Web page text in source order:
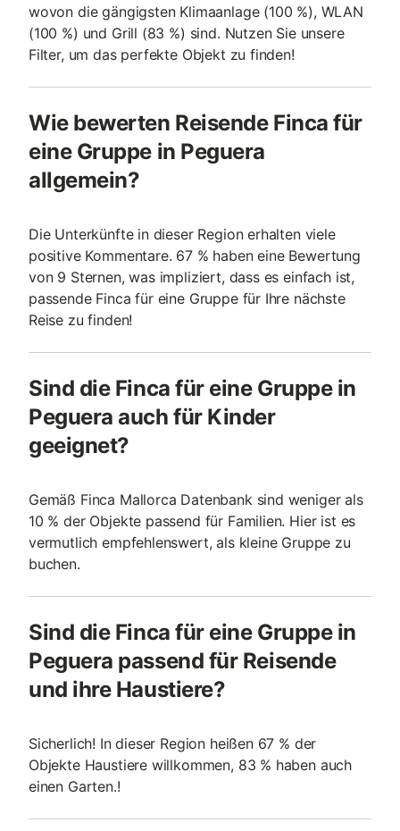
wovon die gängigsten Klimaanlage (100 %), WLAN
(100 %) und Grill (83 %) sind. Nutzen Sie unsere
Filter, um das perfekte Objekt zu finden!
Wie bewerten Reisende Finca für
eine Gruppe in Peguera
allgemein?
Die Unterkünfte in dieser Region erhalten viele
positive Kommentare. 67 % haben eine Bewertung
von 9 Sternen, was impliziert, dass es einfach ist,
passende Finca für eine Gruppe für Ihre nächste
Reise zu finden!
Sind die Finca für eine Gruppe in
Peguera auch für Kinder
geeignet?
Gemäß Finca Mallorca Datenbank sind weniger als
10 % der Objekte passend für Familien. Hier ist es
vermutlich empfehlenswert, als kleine Gruppe zu
buchen.
Sind die Finca für eine Gruppe in
Peguera passend für Reisende
und ihre Haustiere?
Sicherlich! In dieser Region heißen 67 % der
Objekte Haustiere willkommen, 83 % haben auch
einen Garten.!